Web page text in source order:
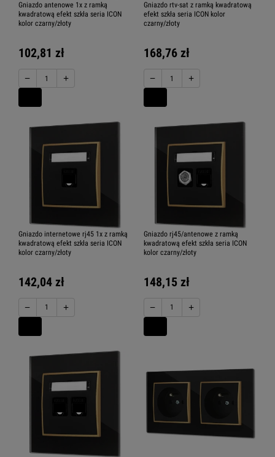
Gniazdo antenowe 1x z ramką
kwadratową efekt szkła seria ICON
kolor czarny/złoty
102,81 zł
− +
Gniazdo rtv-sat z ramką kwadratową
efekt szkła seria ICON kolor
czarny/złoty
168,76 zł
− +
Gniazdo internetowe rj45 1x z ramką
kwadratową efekt szkła seria ICON
kolor czarny/złoty
142,04 zł
− +
Gniazdo rj45/antenowe z ramką
kwadratową efekt szkła seria ICON
kolor czarny/złoty
148,15 zł
− +